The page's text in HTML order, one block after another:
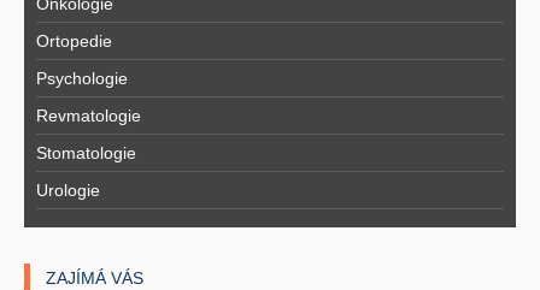
Onkologie
Ortopedie
Psychologie
Revmatologie
Stomatologie
Urologie
ZAJÍMÁ VÁS